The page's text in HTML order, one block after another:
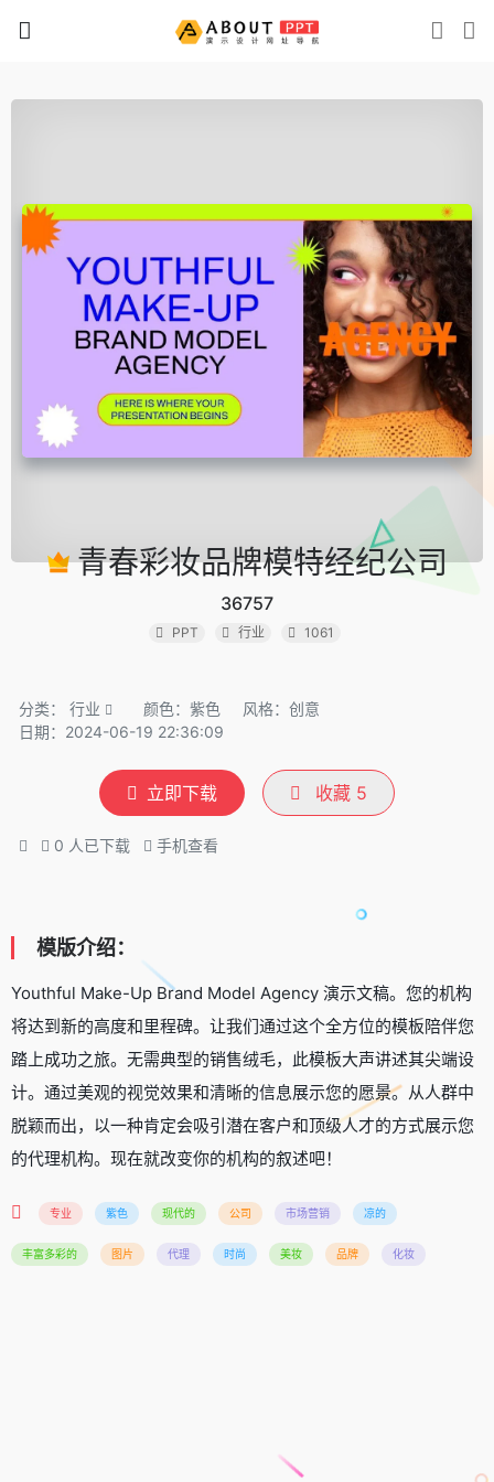
青春彩妆品牌模特经纪公司
36757
PPT 行业 1061
分类： 行业 颜色：紫色
风格：创意
日期：2024-06-19 22:36:09
立即下载 收藏 5
0 人已下载 手机查看
模版介绍：
Youthful Make-Up Brand Model Agency 演示文稿。您的机构
将达到新的高度和里程碑。让我们通过这个全方位的模板陪伴您
踏上成功之旅。无需典型的销售绒毛，此模板大声讲述其尖端设
计。通过美观的视觉效果和清晰的信息展示您的愿景。从人群中
脱颖而出，以一种肯定会吸引潜在客户和顶级人才的方式展示您
的代理机构。现在就改变你的机构的叙述吧！
专业 紫色 现代的 公司 市场营销 凉的
丰富多彩的 图片 代理 时尚 美妆 品牌 化妆